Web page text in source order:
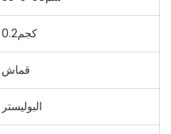
كجم0.2
قماش
البوليستر